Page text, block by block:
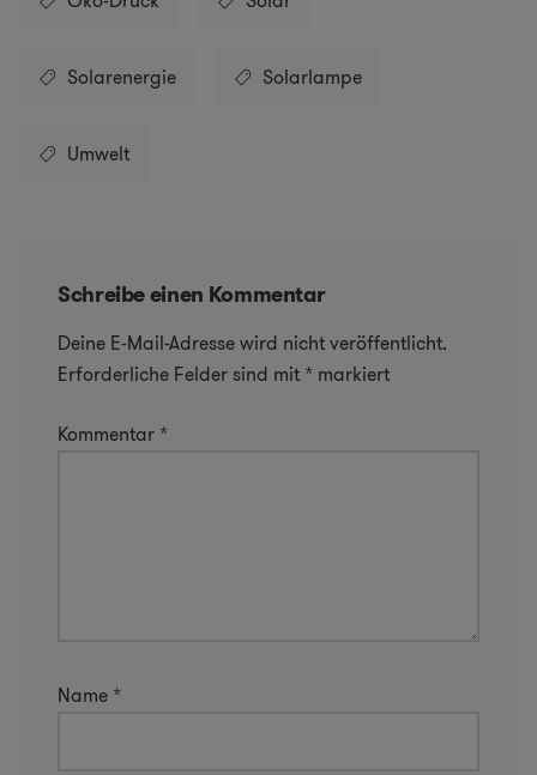
Solarenergie Solarlampe
Umwelt
Schreibe einen Kommentar
Deine E-Mail-Adresse wird nicht veröffentlicht.
Erforderliche Felder sind mit * markiert
Kommentar *
Name *